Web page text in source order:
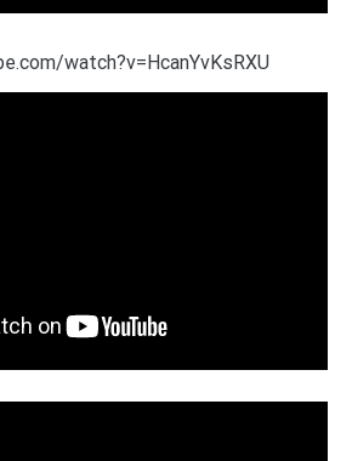
watch?v=HcanYvKsRXU